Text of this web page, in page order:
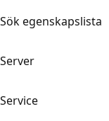
Sök egenskapslista
Server
Service